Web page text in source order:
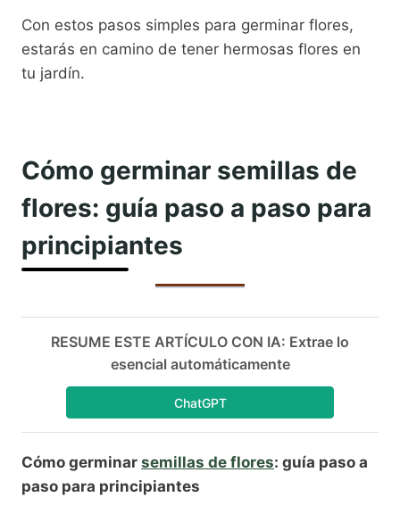
Con estos pasos simples para germinar flores,
estarás en camino de tener hermosas flores en
tu jardín.
Cómo germinar semillas de
flores: guía paso a paso para
principiantes
RESUME ESTE ARTÍCULO CON IA: Extrae lo
esencial automáticamente
ChatGPT
Cómo germinar semillas de flores: guía paso a
paso para principiantes